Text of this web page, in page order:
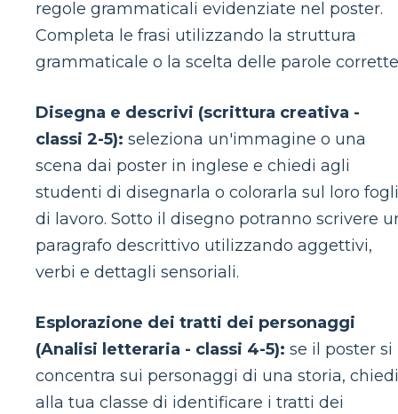
regole grammaticali evidenziate nel poster.
Completa le frasi utilizzando la struttura
grammaticale o la scelta delle parole
Disegna e descrivi (scrittura creativa -
classi 2-5): seleziona un'immagine o una
scena dai poster in inglese e chiedi agli
studenti di disegnarla o colorarla sul loro
di lavoro. Sotto il disegno potranno scrivere
paragrafo descrittivo utilizzando aggettivi,
verbi e dettagli sensoriali.
Esplorazione dei tratti dei personaggi
(Analisi letteraria - classi 4-5): se il poster si
concentra sui personaggi di una storia, chiedi
alla tua classe di identificare i tratti dei